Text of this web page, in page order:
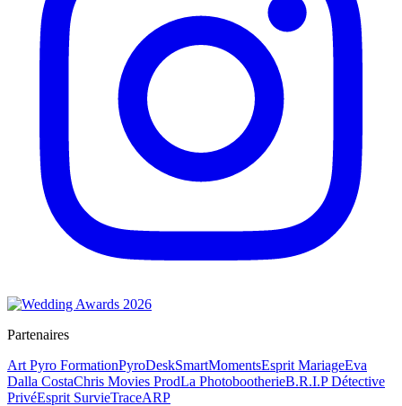
Partenaires
Art Pyro FormationPyroDeskSmartMomentsEsprit MariageEva
Dalla CostaChris Movies ProdLa PhotobootherieB.R.I.P Détective
PrivéEsprit SurvieTraceARP